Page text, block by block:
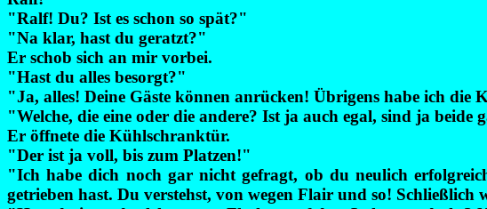
"Ralf! Du? Ist es schon so spät?"
"Na klar, hast du geratzt?"
Er schob sich an mir vorbei.
"Hast du alles besorgt?"
"Ja, alles! Deine Gäste können anrücken! Übrigens habe ich die
"Welche, die eine oder die andere? Ist ja auch egal, sind ja beide
Er öffnete die Kühlschranktür.
"Der ist ja voll, bis zum Platzen!"
"Ich habe dich noch gar nicht gefragt, ob du neulich
getrieben hast. Du verstehst, von wegen Flair und so!